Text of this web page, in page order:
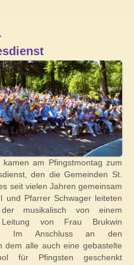
am Pfingstmontag zum
den die Gemeinden St.
seit vielen Jahren gemeinsam
und Pfarrer Schwager leiteten
musikalisch von einem
von Frau Brukwin
Im Anschluss an den
dem alle auch eine gebastelte
für Pfingsten geschenkt